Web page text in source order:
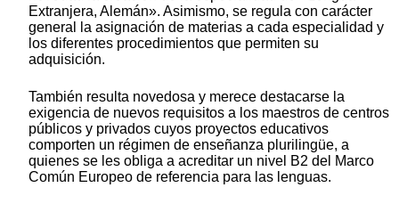
Extranjera, Alemán». Asimismo, se regula con carácter
general la asignación de materias a cada especialidad y
los diferentes procedimientos que permiten su
adquisición.
También resulta novedosa y merece destacarse la
exigencia de nuevos requisitos a los maestros de centros
públicos y privados cuyos proyectos educativos
comporten un régimen de enseñanza plurilingüe, a
quienes se les obliga a acreditar un nivel B2 del Marco
Común Europeo de referencia para las lenguas.